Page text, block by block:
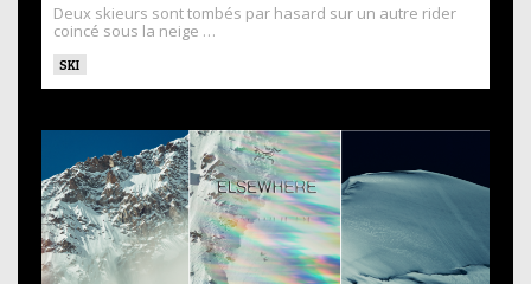
Deux skieurs sont tombés par hasard sur un autre rider
coincé sous la neige …
SKI